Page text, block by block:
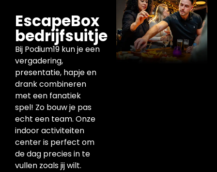
EscapeBox
bedrijfsuitje
Bij Podium19 kun je een
vergadering,
presentatie, hapje en
drank combineren
met een fanatiek
spel! Zo bouw je pas
echt een team. Onze
indoor activiteiten
center is perfect om
de dag precies in te
vullen zoals jij wilt.